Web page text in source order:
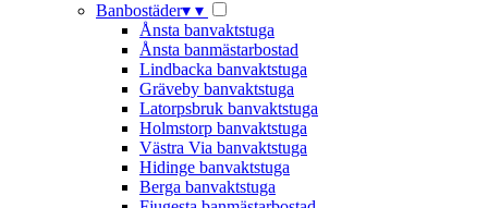
Banbostäder▾ ▾
Ånsta banvaktstuga
Ånsta banmästarbostad
Lindbacka banvaktstuga
Gräveby banvaktstuga
Latorpsbruk banvaktstuga
Holmstorp banvaktstuga
Västra Via banvaktstuga
Hidinge banvaktstuga
Berga banvaktstuga